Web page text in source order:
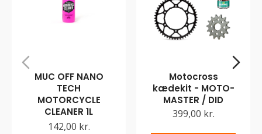
MUC OFF NANO
TECH
MOTORCYCLE
CLEANER 1L
142,00 kr.
Motocross
kædekit - MOTO-
MASTER / DID
399,00 kr.